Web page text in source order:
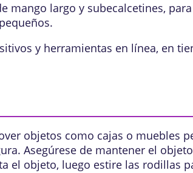
mango largo y subecalcetines,
y herramientas en línea, en
objetos como cajas o muebles
Asegúrese de mantener el
el objeto, luego estire las rodillas